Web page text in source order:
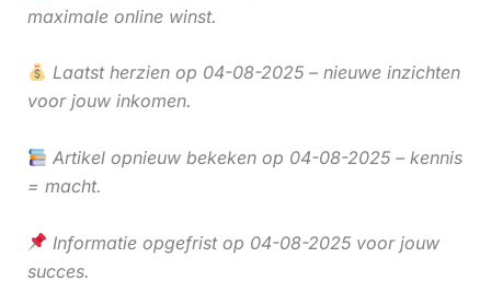
maximale online winst.
Laatst herzien op 04-08-2025 – nieuwe inzichten
voor jouw inkomen.
Artikel opnieuw bekeken op 04-08-2025 – kennis
= macht.
Informatie opgefrist op 04-08-2025 voor jouw
succes.